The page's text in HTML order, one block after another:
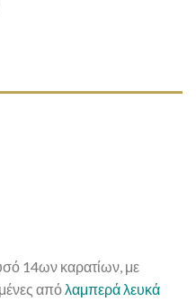
14ων καρατίων, με
απόλαμπερά λευκά